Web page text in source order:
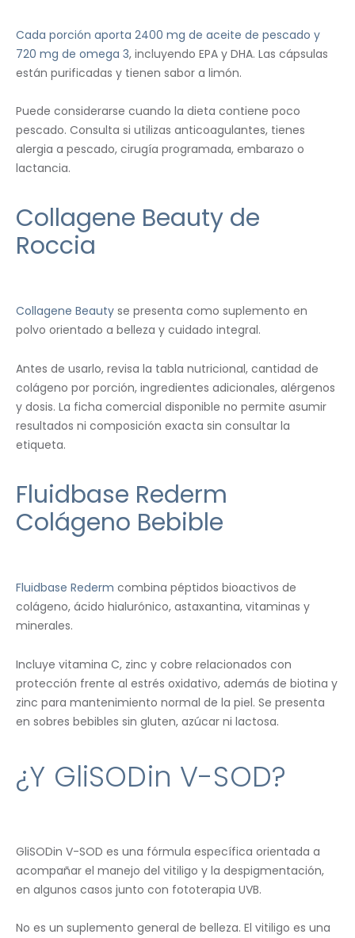
Cada porción aporta 2400 mg de aceite de pescado y
720 mg de omega 3, incluyendo EPA y DHA. Las cápsulas
están purificadas y tienen sabor a limón.
Puede considerarse cuando la dieta contiene poco
pescado. Consulta si utilizas anticoagulantes, tienes
alergia a pescado, cirugía programada, embarazo o
lactancia.
Collagene Beauty de
Roccia
Collagene Beauty se presenta como suplemento en
polvo orientado a belleza y cuidado integral.
Antes de usarlo, revisa la tabla nutricional, cantidad de
colágeno por porción, ingredientes adicionales, alérgenos
y dosis. La ficha comercial disponible no permite asumir
resultados ni composición exacta sin consultar la
etiqueta.
Fluidbase Rederm
Colágeno Bebible
Fluidbase Rederm combina péptidos bioactivos de
colágeno, ácido hialurónico, astaxantina, vitaminas y
minerales.
Incluye vitamina C, zinc y cobre relacionados con
protección frente al estrés oxidativo, además de biotina y
zinc para mantenimiento normal de la piel. Se presenta
en sobres bebibles sin gluten, azúcar ni lactosa.
¿Y GliSODin V-SOD?
GliSODin V-SOD es una fórmula específica orientada a
acompañar el manejo del vitiligo y la despigmentación,
en algunos casos junto con fototerapia UVB.
No es un suplemento general de belleza. El vitiligo es una